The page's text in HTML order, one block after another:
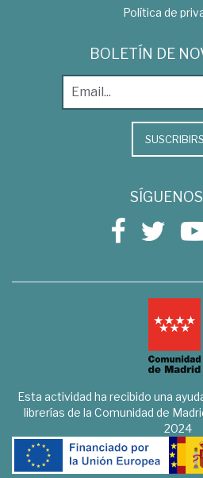
Política de
BOLETÍN DE
Esta actividad ha recibido una
librerías de la Comunidad de
2024